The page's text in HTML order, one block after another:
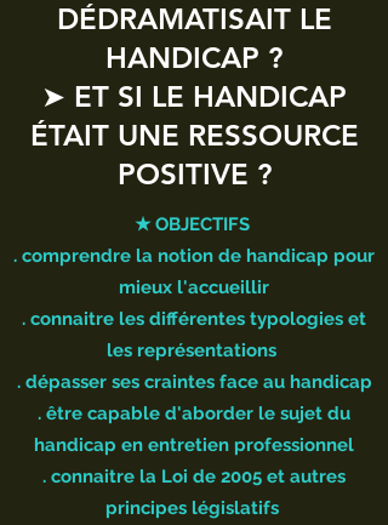
DÉDRAMATISAIT LE
HANDICAP ?
➤ ET SI LE HANDICAP
ÉTAIT UNE RESSOURCE
POSITIVE ?
★ OBJECTIFS
. comprendre la notion de handicap pour
mieux l'accueillir
. connaitre les différentes typologies et
les représentations
. dépasser ses craintes face au handicap
. être capable d'aborder le sujet du
handicap en entretien professionnel
. connaitre la Loi de 2005 et autres
principes législatifs